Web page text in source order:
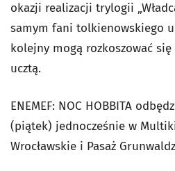
okazji realizacji trylogii
samym fani tolkienowskiego
kolejny mogą rozkoszować
ucztą.
ENEMEF: NOC HOBBITA
(piątek) jednocześnie w
Wrocławskie i Pasaż